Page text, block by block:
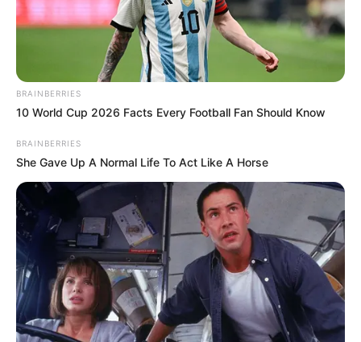
MANTÉNGASE EN ALERTA
interesan. Para estar bien informado, por
ACTIVAR AHORA
TEMAS DESTACADOS
EMERGENCIAS POR LLUVIAS
METRO DE MEDELLÍN
ELECCIONES PRESIDENCIALES
BRAINBERRIES
10 World Cup 2026 Facts Every Football Fan Should Know
BRAINBERRIES
She Gave Up A Normal Life To Act Like A Horse